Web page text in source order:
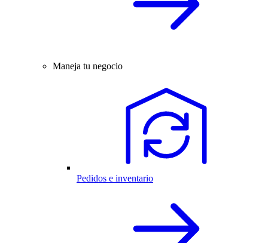
Maneja tu negocio
Pedidos e inventario